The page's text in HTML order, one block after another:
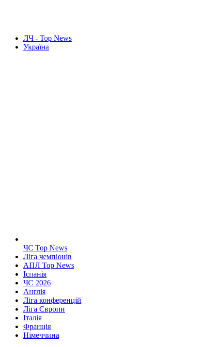
ЛЧ - Top News
Україна
ЧС Top News
Ліга чемпіонів
АПЛ Top News
Іспанія
ЧС 2026
Англія
Ліга конференцій
Ліга Європи
Італія
Франція
Німеччина